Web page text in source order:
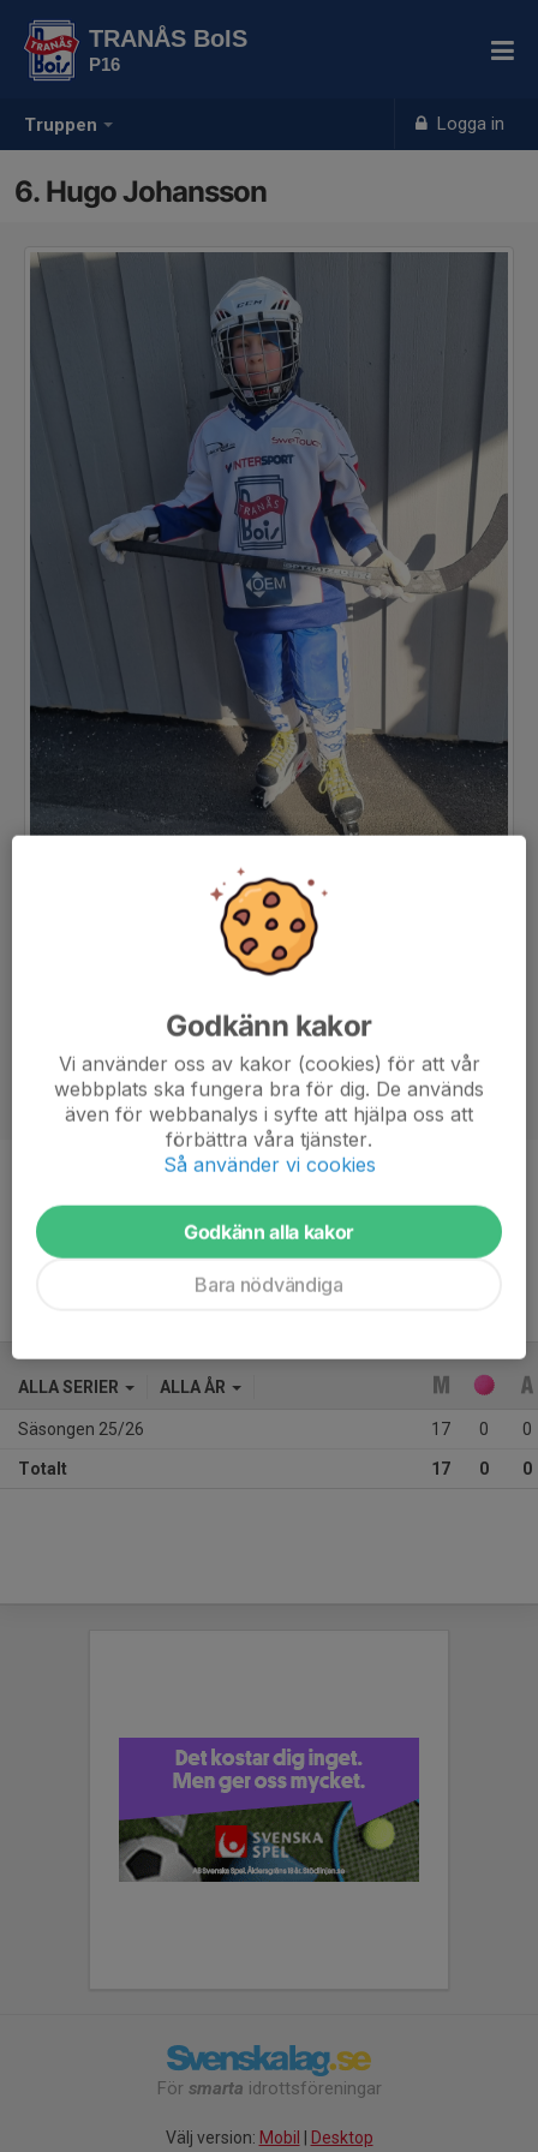
Truppen Logga in
TRANÅS BoIS
P16
6. Hugo Johansson
Ålder
15 år
ALLA SERIER ALLA ÅR
Säsongen 25/26 17 0 0
Totalt 17 0 0
För smarta idrottsföreningar
Välj version: Mobil | Desktop
Godkänn kakor
Vi använder oss av kakor (cookies) för att vår
webbplats ska fungera bra för dig. De används
även för webbanalys i syfte att hjälpa oss att
förbättra våra tjänster.
Så använder vi cookies
Godkänn alla kakor
Bara nödvändiga